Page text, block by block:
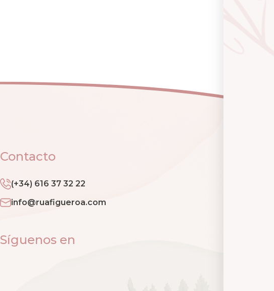
Contacto
(+34) 616 37 32 22
info@ruafigueroa.com
Síguenos en